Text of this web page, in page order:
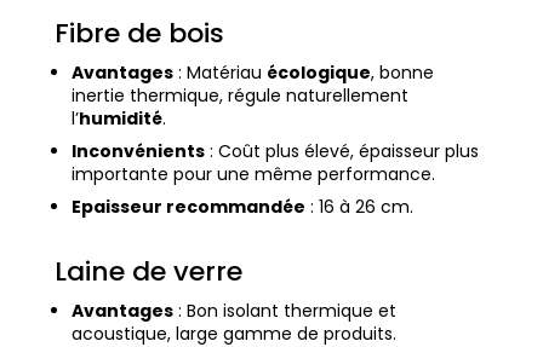
Fibre de bois
Avantages: Matériau écologique, bonne
inertie thermique, régule naturellement
l’humidité.
Inconvénients: Coût plus élevé, épaisseur plus
importante pour une même performance.
Epaisseur recommandée : 16 à 26 cm.
Laine de verre
Avantages: Bon isolant thermique et
acoustique, large gamme de produits.